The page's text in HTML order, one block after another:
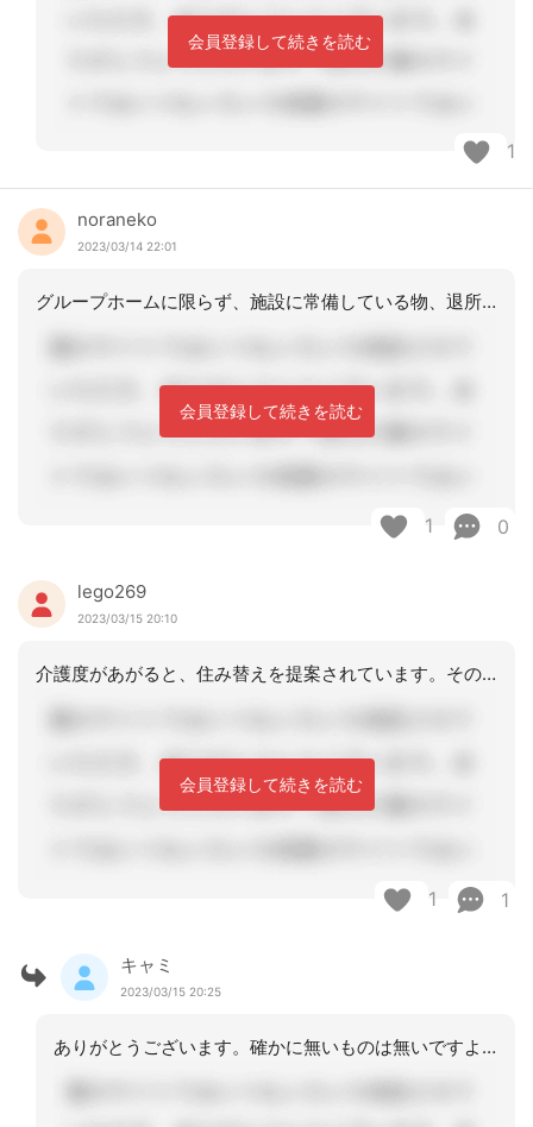
会員登録して続きを読む
1
noraneko
2023/03/14 22:01
グループホームに限らず、施設に常備している物、退所者が残していった物などがある場
会員登録して続きを読む
1 0
lego269
2023/03/15 20:10
介護度があがると、住み替えを提案されています。そのつなぎとして、購入、自費レンタ
会員登録して続きを読む
1 1
キャミ
2023/03/15 20:25
ありがとうございます。確かに無いものは無いですよね。住み替えも視野に入れ対応して